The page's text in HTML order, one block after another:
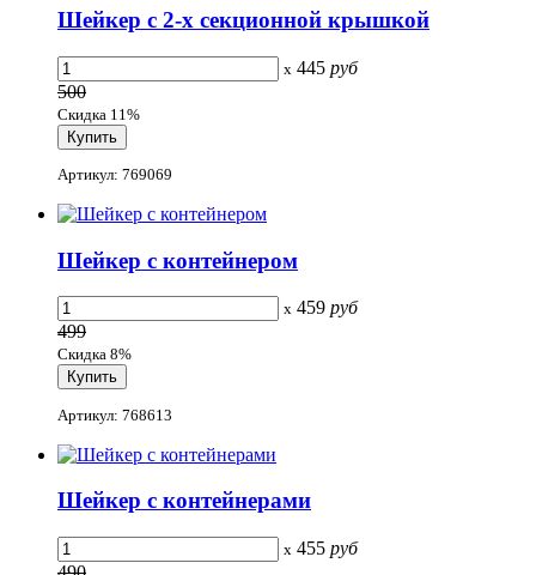
Шейкер с 2-х секционной крышкой
x 445 руб
500
Скидка 11%
Артикул: 769069
Шейкер с контейнером
x 459 руб
499
Скидка 8%
Артикул: 768613
Шейкер с контейнерами
x 455 руб